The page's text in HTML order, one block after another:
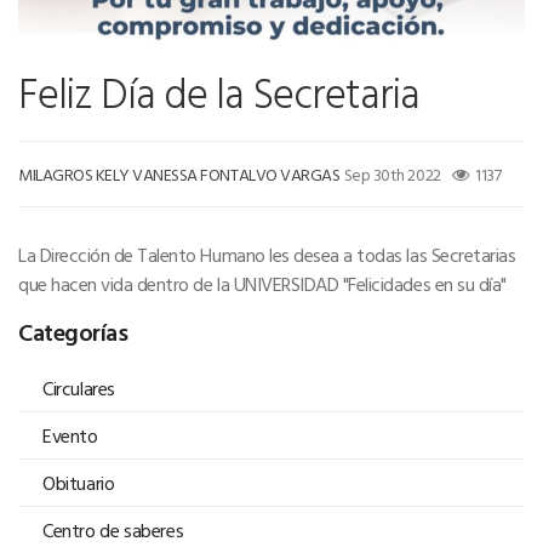
Feliz Día de la Secretaria
MILAGROS KELY VANESSA FONTALVO VARGAS Sep 30th 2022 1137
La Dirección de Talento Humano les desea a todas las Secretarias
que hacen vida dentro de la UNIVERSIDAD "Felicidades en su día"
Categorías
Circulares
Evento
Obituario
Centro de saberes